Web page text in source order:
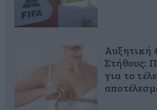
Αυξητική
Στήθους:
για το